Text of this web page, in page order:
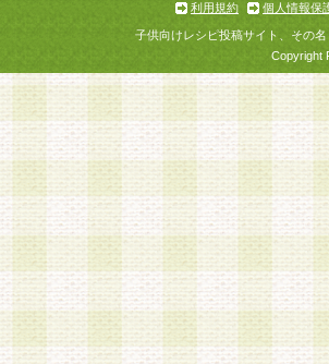
利用規約
個人情報保
子供向けレシピ投稿サイト、その
Copyright